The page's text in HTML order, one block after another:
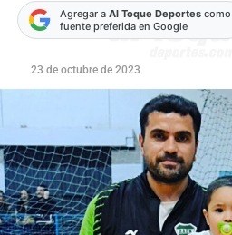
Agregar a Al Toque Deportescomo
fuente preferida en Google
23 de octubre de 2023